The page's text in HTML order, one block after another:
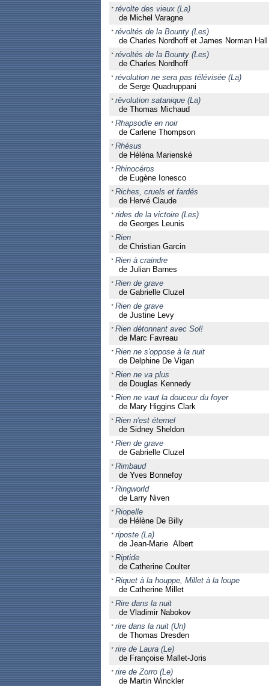
révolte des vieux (La)
de Michel Varagne
révoltés de la Bounty (Les)
de Charles Nordhoff et James Norman Hall
révoltés de la Bounty (Les)
de Charles Nordhoff
révolution ne sera pas télévisée (La)
de Serge Quadruppani
rêvolution satanique (La)
de Thomas Michaud
Rhapsodie en noir
de Carlene Thompson
Rhésus
de Héléna Marienské
Rhinocéros
de Eugène Ionesco
Riches, cruels et fardés
de Hervé Claude
rides de la victoire (Les)
de Georges Leunis
Rien
de Christian Garcin
Rien à craindre
de Julian Barnes
Rien de grave
de Gabrielle Cluzel
Rien de grave
de Justine Levy
Rien détonnant avec Sol!
de Marc Favreau
Rien ne s'oppose à la nuit
de Delphine De Vigan
Rien ne va plus
de Douglas Kennedy
Rien ne vaut la douceur du foyer
de Mary Higgins Clark
Rien n'est éternel
de Sidney Sheldon
Rien de grave
de Gabrielle Cluzel
Rimbaud
de Yves Bonnefoy
Ringworld
de Larry Niven
Riopelle
de Hélène De Billy
riposte (La)
de Jean-Marie Albert
Riptide
de Catherine Coulter
Riquet à la houppe, Millet à la loupe
de Catherine Millet
Rire dans la nuit
de Vladimir Nabokov
rire dans la nuit (Un)
de Thomas Dresden
rire de Laura (Le)
de Françoise Mallet-Joris
rire de Zorro (Le)
de Martin Winckler